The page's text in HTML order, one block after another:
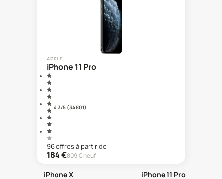
APPLE
iPhone 11 Pro
4.3/5 (34 801)
96offresà partir de :
184€809€ neuf
iPhone X
iPhone 11 Pro